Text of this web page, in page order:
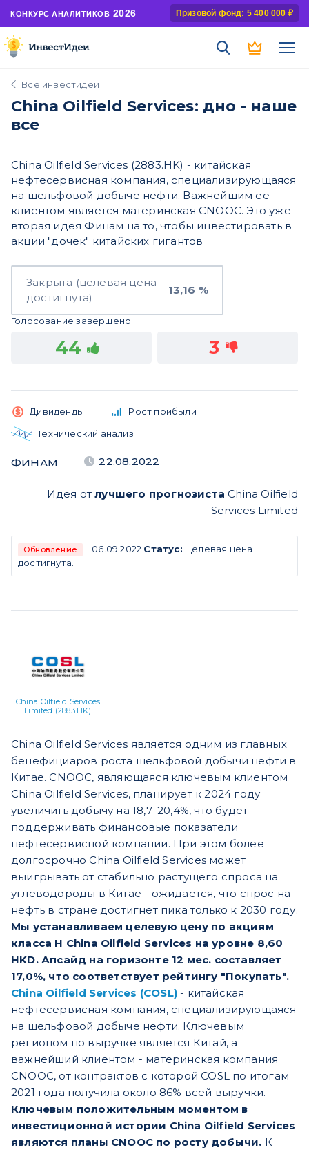
КОНКУРС АНАЛИТИКОВ 2026 Призовой фонд: 5 400 000 ₽
Все инвестидеи
China Oilfield Services: дно - наше
все
China Oilfield Services (2883.HK) - китайская
нефтесервисная компания, специализирующаяся
на шельфовой добыче нефти. Важнейшим ее
клиентом является материнская CNOOC. Это уже
вторая идея Финам на то, чтобы инвестировать в
акции "дочек" китайских гигантов
Закрыта (целевая цена
достигнута)
13,16 %
Голосование завершено.
44 3
Дивиденды
Рост прибыли
Технический анализ
ФИНАМ 22.08.2022
Идея отлучшего прогнозиста China Oilfield
Services Limited
Обновление 06.09.2022 Статус: Целевая цена
достигнута.
China Oilfield Services
Limited (2883.HK)
China Oilfield Services является одним из главных
бенефициаров роста шельфовой добычи нефти в
Китае. CNOOC, являющаяся ключевым клиентом
China Oilfield Services, планирует к 2024 году
увеличить добычу на 18,7–20,4%, что будет
поддерживать финансовые показатели
нефтесервисной компании. При этом более
долгосрочно China Oilfield Services может
выигрывать от стабильно растущего спроса на
углеводороды в Китае - ожидается, что спрос на
нефть в стране достигнет пика только к 2030 году.
Мы устанавливаем целевую цену по акциям
класса H China Oilfield Services на уровне 8,60
HKD. Апсайд на горизонте 12 мес. составляет
17,0%, что соответствует рейтингу "Покупать".
China Oilfield Services (COSL) - китайская
нефтесервисная компания, специализирующаяся
на шельфовой добыче нефти. Ключевым
регионом по выручке является Китай, а
важнейший клиентом - материнская компания
CNOOC, от контрактов с которой COSL по итогам
2021 года получила около 86% всей выручки.
Ключевым положительным моментом в
инвестиционной истории China Oilfield Services
являются планы CNOOC по росту добычи. К